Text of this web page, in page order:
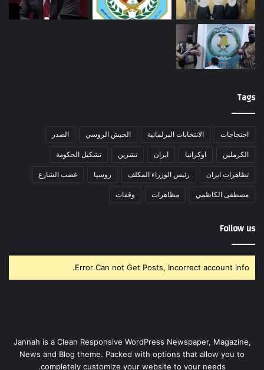
Tags
احتجاجات الانتخابات البرلمانية الجيش الروسي الصدر
الكرملين اوكرانيا ايران تشرين تشكيل الحكومة
تظاهرات ايران رئيس الوزراء المكلف روسيا غضب الشارع
مصطفى الكاظمي مظاهرات وقفات
Follow us
Error Can not Get Posts, Incorrect account info.
Jannah is a Clean Responsive WordPress Newspaper, Magazine,
News and Blog theme. Packed with options that allow you to
completely customize your website to your needs.